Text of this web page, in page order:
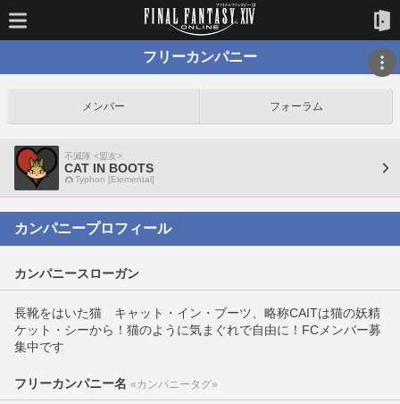
フリーカンパニー
メンバー フォーラム
不滅隊 <盟友>
CAT IN BOOTS
Typhon [Elemental]
カンパニープロフィール
カンパニースローガン
長靴をはいた猫 キャット・イン・ブーツ、略称CAITは猫の妖精
ケット・シーから！猫のように気まぐれで自由に！FCメンバー募
集中です
フリーカンパニー名 «カンパニータグ»